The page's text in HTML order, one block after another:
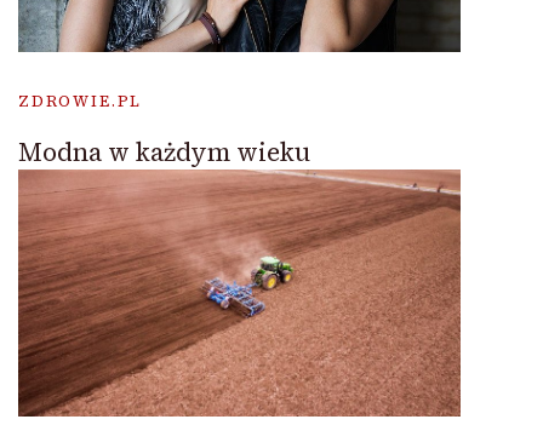
ZDROWIE.PL
Modna w każdym wieku